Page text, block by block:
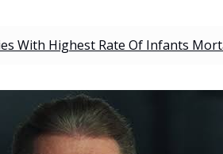
With Highest Rate Of Infants